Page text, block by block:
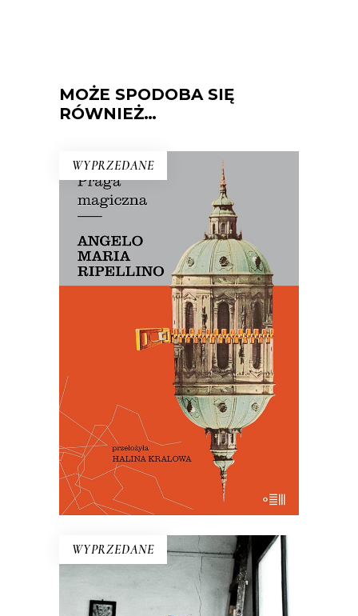
MOŻE SPODOBA SIĘ
RÓWNIEŻ…
WYPRZEDANE
E-BOOK DO KOSZYKA
PRAGA MAGICZNA
Oto – jak mówi Mariusz Szczygieł –
biblia kultury czeskiej. Dla miłośników
Pragi i czeskiej kultury – lektura
niezbędna.
29.50zł
WYPRZEDANE